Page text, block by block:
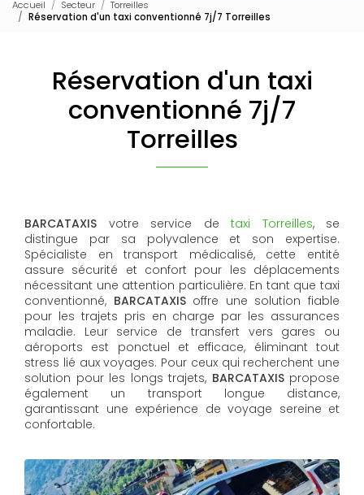
Accueil Secteur
Torreilles
Réservation d'un taxi conventionné 7j/7 Torreilles
Réservation d'un taxi
conventionné 7j/7
Torreilles
BARCATAXIS votre service de taxi Torreilles, se
distingue par sa polyvalence et son expertise.
Spécialiste en transport médicalisé, cette entité
assure sécurité et confort pour les déplacements
nécessitant une attention particulière. En tant que taxi
conventionné, BARCATAXISoffre une solution fiable
pour les trajets pris en charge par les assurances
maladie. Leur service de transfert vers gares ou
aéroports est ponctuel et efficace, éliminant tout
stress lié aux voyages. Pour ceux qui recherchent une
solution pour les longs trajets, BARCATAXISpropose
également un transport longue distance,
garantissant une expérience de voyage sereine et
confortable.